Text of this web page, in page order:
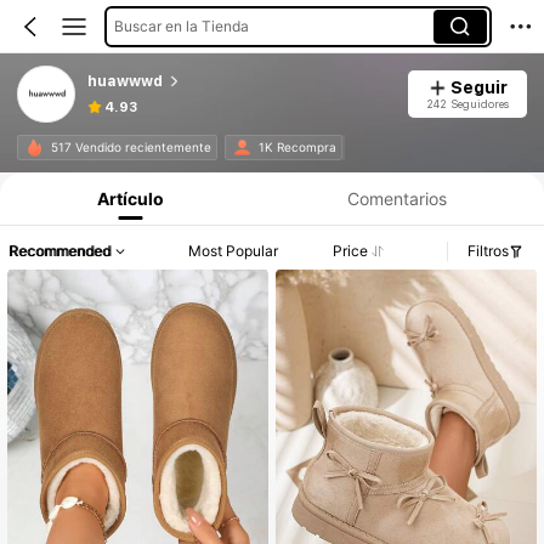
Buscar en la Tienda
huawwwd
4.93
Seguir
242 Seguidores
517 Vendido recientemente 1K Recompra
Artículo Comentarios
Recommended Most Popular Price Filtros